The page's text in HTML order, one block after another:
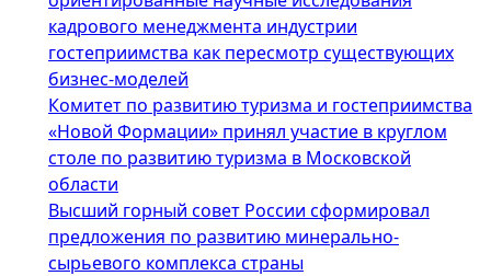
кадрового менеджмента индустрии
гостеприимства как пересмотр существующих
бизнес-моделей
Комитет по развитию туризма и гостеприимства
«Новой Формации» принял участие в круглом
столе по развитию туризма в Московской
области
Высший горный совет России сформировал
предложения по развитию минерально-
сырьевого комплекса страны